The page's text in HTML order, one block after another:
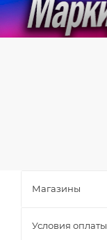
Магазины
Условия оплаты